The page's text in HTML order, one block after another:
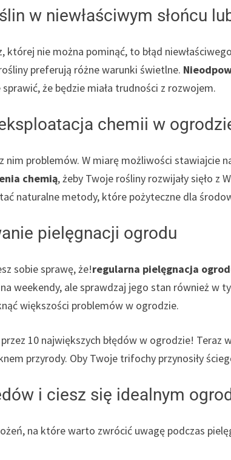
w niewłaściwym słońcu
której nie można pominąć, to błąd
preferują różne warunki świetlne.
sprawić, że będzie miała trudności z rozwojem.
chemii w
nim problemów. W miarę możliwości stawiajcie
chemią, żeby Twoje rośliny rozwijały sięło z
naturalne metody, które pożyteczne dla
pielęgnacji ogrodu
sobie sprawę, że!regularna pielęgnacja
weekendy, ale sprawdzaj jego stan również w
większości problemów w ogrodzie.
10 największych błędów w ogrodzie! Teraz
przyrody. Oby Twoje trifochy przynosiły
i ciesz się idealnym
na które warto zwrócić uwagę podczas